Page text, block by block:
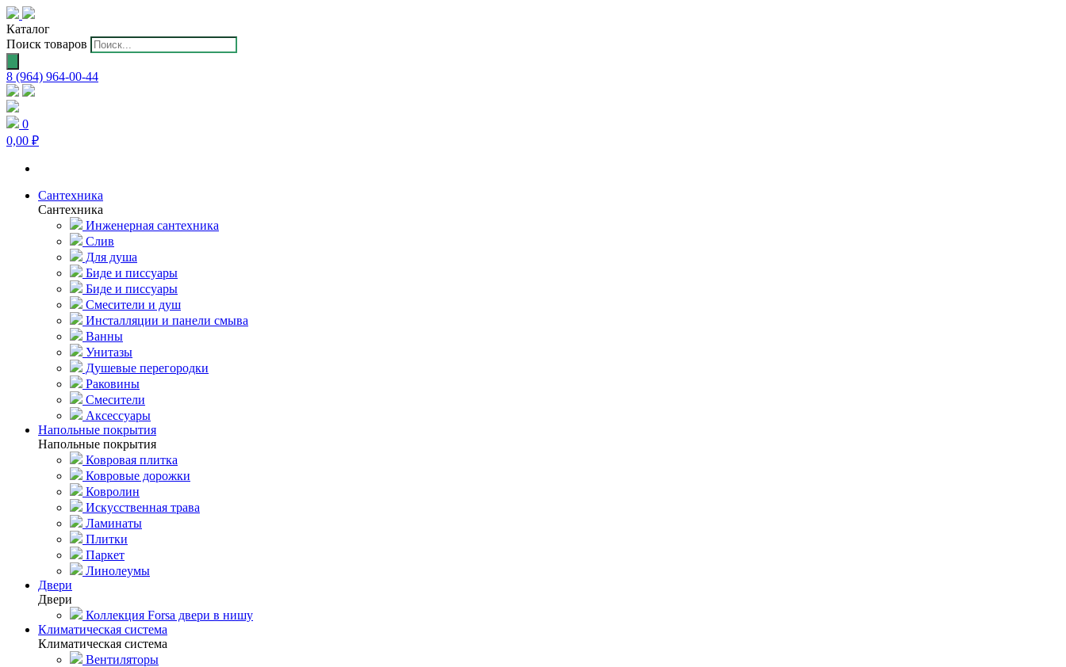
Каталог
Поиск товаров
8 (964) 964-00-44
0
0,00 ₽
Сантехника
Сантехника
Инженерная сантехника
Слив
Для душа
Биде и писсуары
Биде и писсуары
Смесители и душ
Инсталляции и панели смыва
Ванны
Унитазы
Душевые перегородки
Раковины
Смесители
Аксессуары
Напольные покрытия
Напольные покрытия
Ковровая плитка
Ковровые дорожки
Ковролин
Искусственная трава
Ламинаты
Плитки
Паркет
Линолеумы
Двери
Двери
Коллекция Forsa двери в нишу
Климатическая система
Климатическая система
Вентиляторы